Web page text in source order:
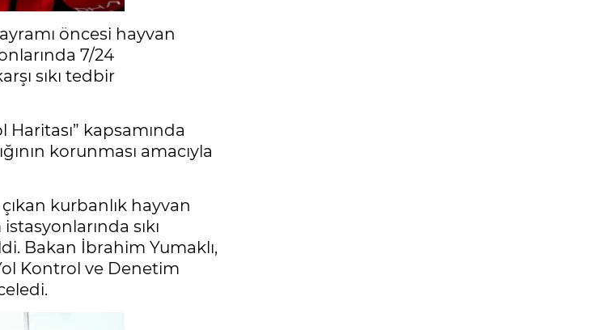
öncesi hayvan
7/24
sıkı tedbir
Haritası” kapsamında
korunması amacıyla
kurbanlık hayvan
sıkı
Bakan İbrahim Yumaklı,
Kontrol ve Denetim